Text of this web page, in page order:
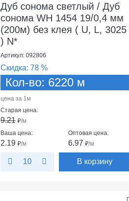
Дуб сонома светлый / Дуб
сонома WH 1454 19/0,4 мм
(200м) без клея ( U, L, 3025
) N*
Артикул: 092806
Скидка: 78 %
Кол-во: 6220 м
цена за 1м
Старая цена:
9.21 ₽/м
Ваша цена:
2.19 ₽/м
Оптовая цена:
6.97 ₽/м
10 В корзину